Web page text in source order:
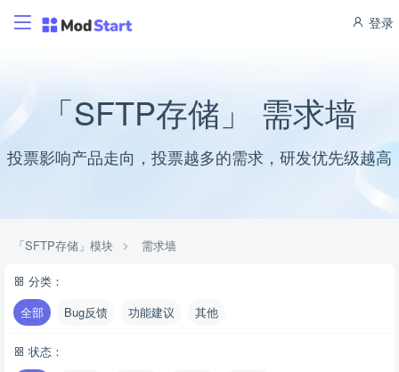
登录
「SFTP存储」 需求墙
投票影响产品走向，投票越多的需求，研发优先级越高
「SFTP存储」模块 需求墙
分类：
全部
Bug反馈 功能建议 其他
状态：